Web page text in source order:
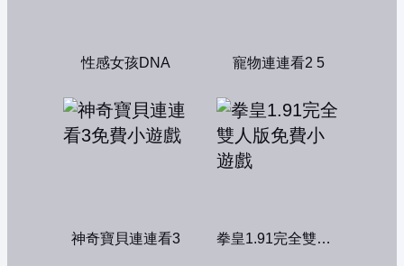
性感女孩DNA 寵物連連看2 5
神奇寶貝連連看3 拳皇1.91完全雙人版